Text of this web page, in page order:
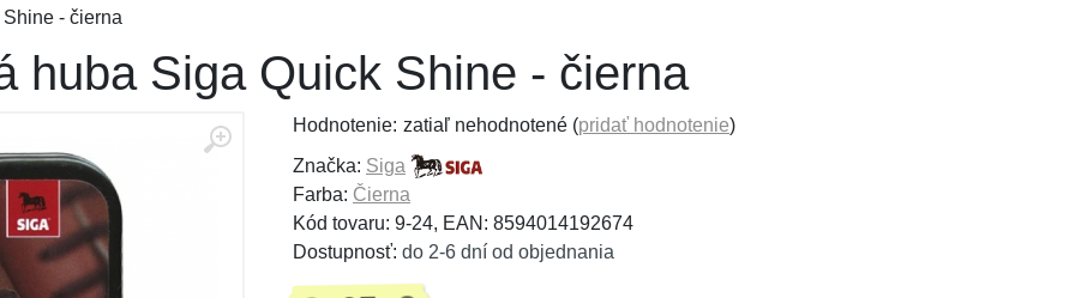
- čierna
huba Siga Quick Shine - čierna
Hodnotenie: zatiaľ nehodnotené (pridať hodnotenie)
Značka: Siga
Farba: Čierna
Kód tovaru: 9-24, EAN: 8594014192674
Dostupnosť: do 2-6 dní od objednania